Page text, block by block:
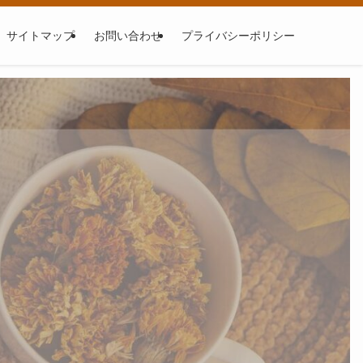
サイトマップ お問い合わせ プライバシーポリシー